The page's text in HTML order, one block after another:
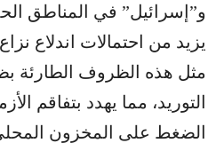
و”إسرائيل” في المناطق
يزيد من احتمالات اندلاع
مثل هذه الظروف الطارئة
التوريد، مما يهدد بتفاقم
الضغط على المخزون